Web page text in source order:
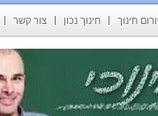
חינוך חינוך נכון צור קשר